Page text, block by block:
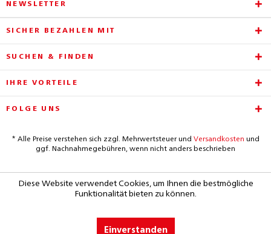
NEWSLETTER
SICHER BEZAHLEN MIT
SUCHEN & FINDEN
IHRE VORTEILE
FOLGE UNS
* Alle Preise verstehen sich zzgl. Mehrwertsteuer und Versandkosten und
ggf. Nachnahmegebühren, wenn nicht anders beschrieben
Diese Website verwendet Cookies, um Ihnen die bestmögliche
Funktionalität bieten zu können.
Einverstanden